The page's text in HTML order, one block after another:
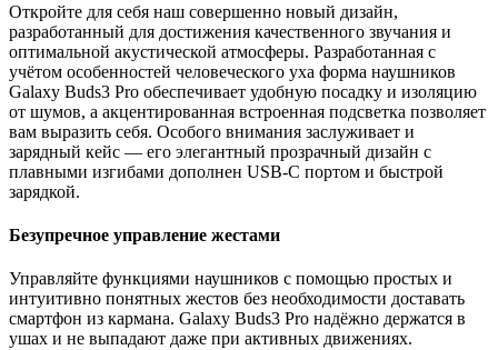
Откройте для себя наш совершенно новый дизайн,
разработанный для достижения качественного звучания и
оптимальной акустической атмосферы. Разработанная с
учётом особенностей человеческого уха форма наушников
Galaxy Buds3 Pro обеспечивает удобную посадку и изоляцию
от шумов, а акцентированная встроенная подсветка позволяет
вам выразить себя. Особого внимания заслуживает и
зарядный кейс — его элегантный прозрачный дизайн с
плавными изгибами дополнен USB-C портом и быстрой
зарядкой.
Безупречное управление жестами
Управляйте функциями наушников с помощью простых и
интуитивно понятных жестов без необходимости доставать
смартфон из кармана. Galaxy Buds3 Pro надёжно держатся в
ушах и не выпадают даже при активных движениях.